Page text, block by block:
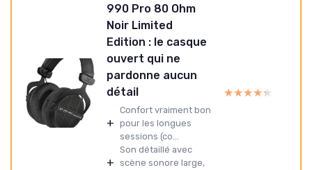
990 Pro 80 Ohm
Noir Limited
Edition : le casque
ouvert qui ne
pardonne aucun
détail
+
Confort vraiment bon
pour les longues
sessions (co...
+
Son détaillé avec
scène sonore large,
★★★★★
★★★★★